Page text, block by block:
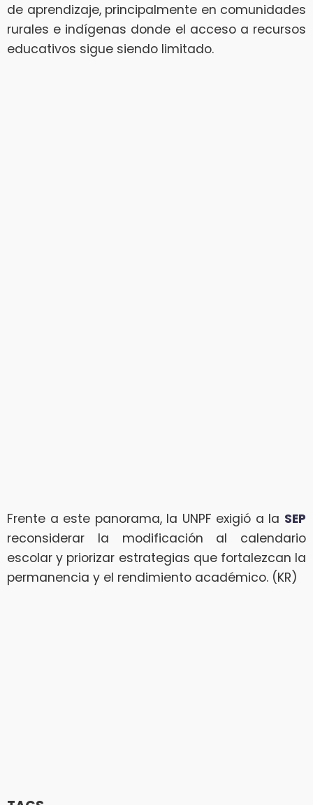
de aprendizaje, principalmente en comunidades
rurales e indígenas donde el acceso a recursos
educativos sigue siendo limitado.
Frente a este panorama, la UNPF exigió a la SEP
reconsiderar la modificación al calendario
escolar y priorizar estrategias que fortalezcan la
permanencia y el rendimiento académico. (KR)